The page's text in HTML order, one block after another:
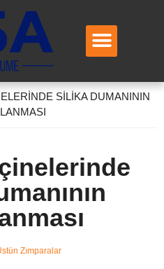
SILIKA DUMANININ
Zımparalar